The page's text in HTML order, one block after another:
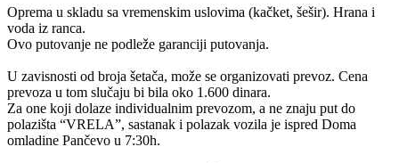
Oprema u skladu sa vremenskim uslovima (kačket, šešir). Hrana i
voda iz ranca.
Ovo putovanje ne podleže garanciji putovanja.
U zavisnosti od broja šetača, može se organizovati prevoz. Cena
prevoza u tom slučaju bi bila oko 1.600 dinara.
Za one koji dolaze individualnim prevozom, a ne znaju put do
polazišta “VRELA”, sastanak i polazak vozila je ispred Doma
omladine Pančevo u 7:30h.